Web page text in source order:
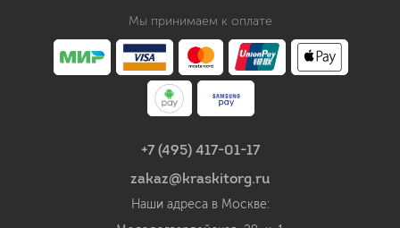
Мы принимаем к оплате
+7 (495) 417-01-17
zakaz@kraskitorg.ru
Наши адреса в Москве: